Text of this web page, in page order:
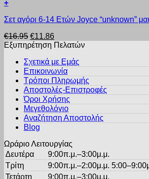
μπορούν
επιλεγούν
σελίδα
του
προϊόντος
+
το
έχει
πολλαπλές
επιλογές
μπορούν
επιλεγούν
σελίδα
Σετ αγόρι 6-14 Ετών Joyce “unknown”
€16.95 Original
price
€16.95.
€11.86Η
τρέχουσα
είναι:
€11.86.
Εξυπηρέτηση Πελατών
Σχετικά με Εμάς
Επικοινωνία
Τρόποι Πληρωμής
Αποστολές-Επιστροφές
Όροι Χρήσης
Μεγεθολόγιο
Αναζήτηση Αποστολής
Blog
Ωράριο Λειτουργίας
Δευτέρα
9:00π.μ.–3:00μ.μ.
Τρίτη
9:00π.μ.–2:00μ.μ.
Τετάρτη
9:00π.μ.–3:00μ.μ.